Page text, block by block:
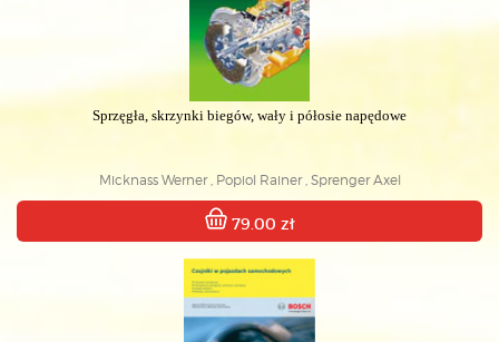
Sprzęgła, skrzynki biegów, wały i półosie napędowe
Micknass Werner , Popiol Rainer , Sprenger Axel
79.00 zł